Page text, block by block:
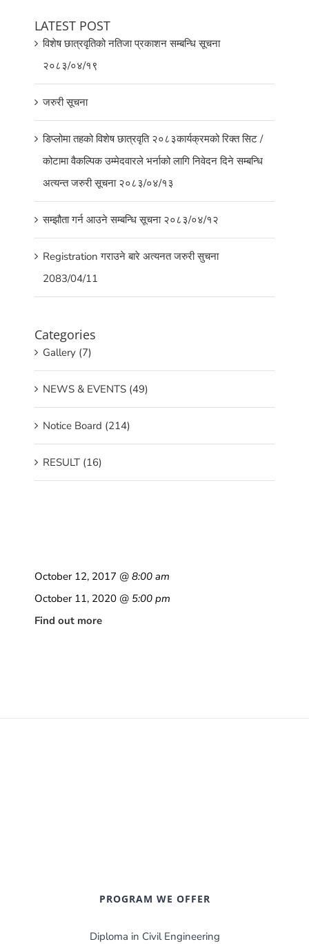
LATEST POST
विशेष छात्रवृतिको नतिजा प्रकाशन सम्बन्धि सूचना
२०८३/०४/१९
जरुरी सूचना
डिप्लोमा तहको विशेष छात्रवृति २०८३कार्यक्रमको रिक्त सिट /
कोटामा वैकल्पिक उम्मेदवारले भर्नाको लागि निवेदन दिने सम्बन्धि
अत्यन्त जरुरी सूचना २०८३/०४/१३
सम्झौता गर्न आउने सम्बन्धि सूचना २०८३/०४/१२
Registration गराउने बारे अत्यनत जरुरी सुचना
2083/04/11
Categories
Gallery (7)
NEWS & EVENTS (49)
Notice Board (214)
RESULT (16)
October 12, 2017 @ 8:00 am
October 11, 2020 @ 5:00 pm
Find out more
PROGRAM WE OFFER
Diploma in Civil Engineering